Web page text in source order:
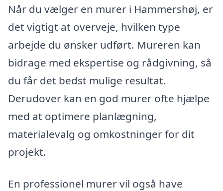
Når du vælger en murer i Hammershøj, er
det vigtigt at overveje, hvilken type
arbejde du ønsker udført. Mureren kan
bidrage med ekspertise og rådgivning, så
du får det bedst mulige resultat.
Derudover kan en god murer ofte hjælpe
med at optimere planlægning,
materialevalg og omkostninger for dit
projekt.
En professionel murer vil også have